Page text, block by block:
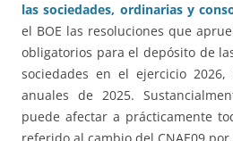
las sociedades, ordinarias y
el BOE las resoluciones que
obligatorios para el depósito de
sociedades en el ejercicio
anuales de 2025.
puede afectar a prácticamente